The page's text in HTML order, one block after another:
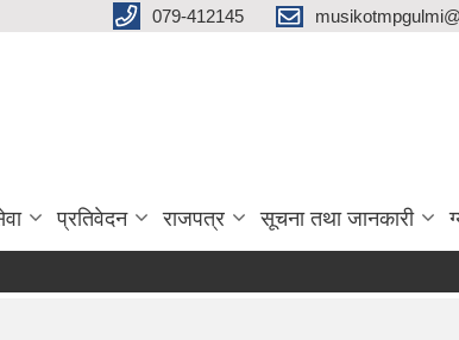
079-412145
प्रतिवेदन राजपत्र सूचना तथा जानकारी